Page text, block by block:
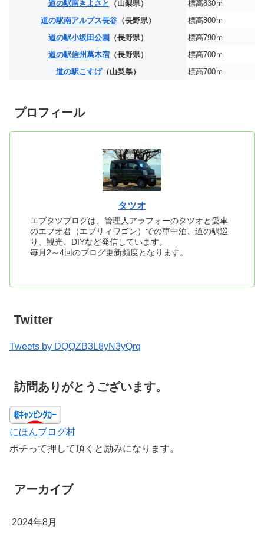
道の駅南きよさと （山梨県）
標高830ｍ
道の駅南アルプス長谷（長野県）
標高800ｍ
道の駅小坂田公園 （長野県）
標高790ｍ
道の駅信州蔦木宿（長野県）
標高700ｍ
道の駅こすげ（山梨県） 標高700ｍ
プロフィール
タツオ
エブタツブログは、管理人アラフォーのタツオと愛車
のエブオ君（エブリィワゴン）での車中泊、道の駅巡
り、観光、DIYなど発信しています。
毎月2～4回のブログ更新頻度となります。
Twitter
Tweets by DQQZB3L8yN3yQrq
訪問ありがとうございます。
にほんブログ村
ポチって押して頂くと励みになります。
アーカイブ
2024年8月